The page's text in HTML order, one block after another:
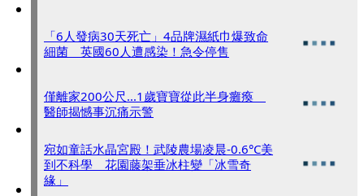
「6人發病30天死亡」4品牌濕紙巾爆致命
細菌 英國60人遭感染！急令停售
僅離家200公尺...1歲寶寶從此半身癱瘓
醫師揭憾事沉痛示警
宛如童話水晶宮殿！武陵農場凌晨-0.6°C美
到不科學 花園藤架垂冰柱變「冰雪奇
緣」